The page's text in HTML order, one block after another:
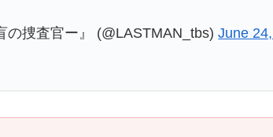
捜査官ー』 (@LASTMAN_tbs)June